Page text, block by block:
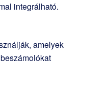
integrálható.
amelyek